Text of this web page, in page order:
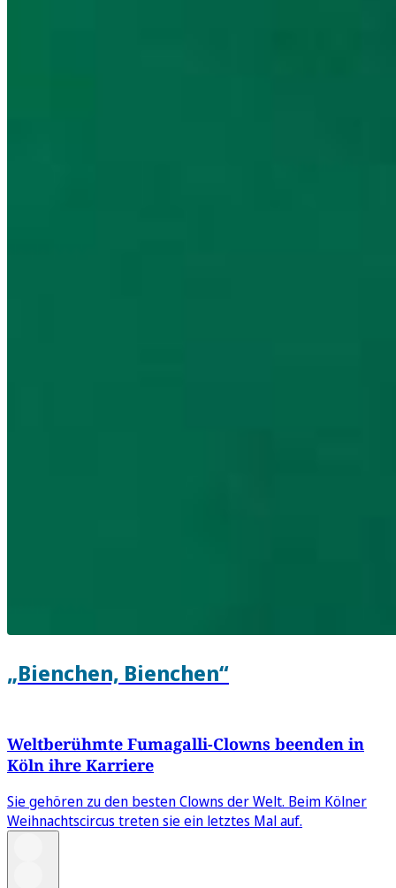
„Bienchen, Bienchen“
Weltberühmte Fumagalli-Clowns beenden in
Köln ihre Karriere
Sie gehören zu den besten Clowns der Welt. Beim Kölner
Weihnachtscircus treten sie ein letztes Mal auf.